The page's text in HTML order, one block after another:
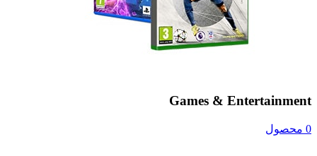
Games & Entertainment
0 محصول